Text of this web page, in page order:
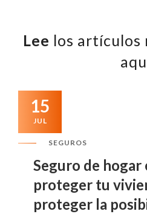
Lee los artículos
15
JUL
SEGUROS
Seguro de hogar
proteger tu
proteger la